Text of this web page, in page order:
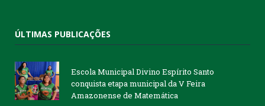
ÚLTIMAS PUBLICAÇÕES
Escola Municipal Divino Espírito Santo
conquista etapa municipal da V Feira
Amazonense de Matemática